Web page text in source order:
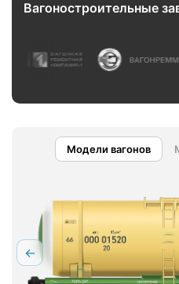
Вагоностроительные
Модели вагонов
←